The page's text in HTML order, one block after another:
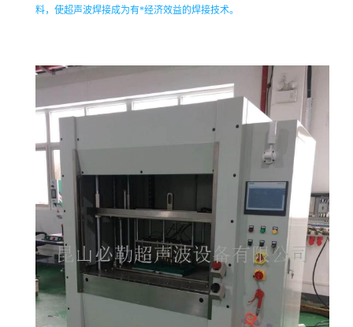
料，使超声波焊接成为有*经济效益的焊接技术。